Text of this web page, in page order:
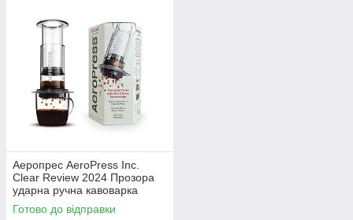
Аеропрес AeroPress Inc.
Clear Review 2024 Прозора
ударна ручна кавоварка
аеропрес, заварник для кави
Готово до відправки